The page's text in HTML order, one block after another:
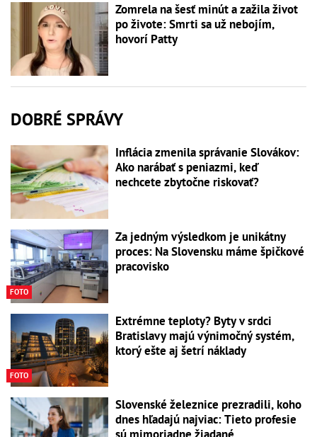
Zomrela na šesť minút a zažila život
po živote: Smrti sa už nebojím,
hovorí Patty
DOBRÉ SPRÁVY
Inflácia zmenila správanie Slovákov:
Ako narábať s peniazmi, keď
nechcete zbytočne riskovať?
FOTO
Za jedným výsledkom je unikátny
proces: Na Slovensku máme špičkové
pracovisko
FOTO
Extrémne teploty? Byty v srdci
Bratislavy majú výnimočný systém,
ktorý ešte aj šetrí náklady
Slovenské železnice prezradili, koho
dnes hľadajú najviac: Tieto profesie